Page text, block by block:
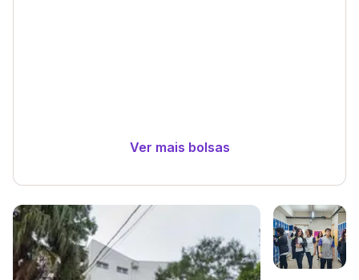
Ver mais bolsas
Galeria de imagem